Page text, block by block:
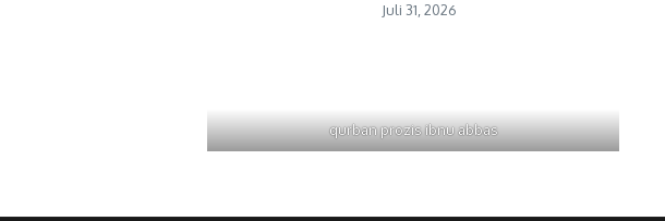
Juli 31, 2026
qurban prozis ibnu abbas